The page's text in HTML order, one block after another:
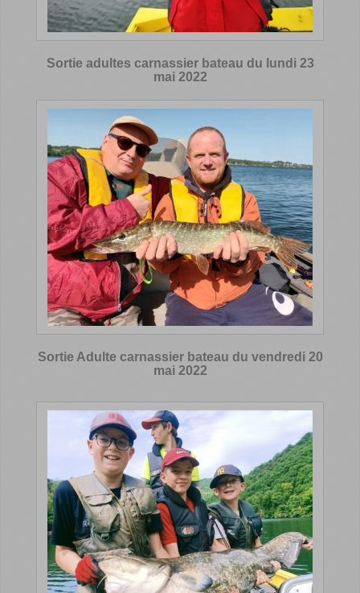
Sortie adultes carnassier bateau du lundi 23
mai 2022
Sortie Adulte carnassier bateau du vendredi 20
mai 2022